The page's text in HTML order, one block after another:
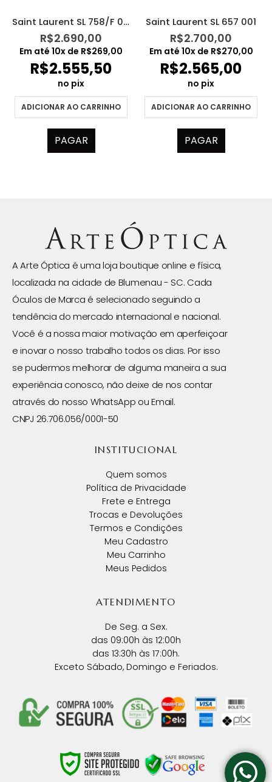
Saint Laurent SL 758/F 001
R$2.690,00
Em até 10x de R$269,00
R$2.555,50
no pix
ADICIONAR AO CARRINHO
PAGAR
Saint Laurent SL 657 001
R$2.700,00
Em até 10x de R$270,00
R$2.565,00
no pix
ADICIONAR AO CARRINHO
PAGAR
A Arte Óptica é uma loja boutique online e física,
localizada na cidade de Blumenau - SC. Cada
Óculos de Marca é selecionado seguindo a
tendência do mercado internacional e nacional.
Você é a nossa maior motivação em aperfeiçoar
e inovar o nosso trabalho todos os dias. Por isso
se pudermos melhorar de alguma maneira a sua
experiência conosco, não deixe de nos contar
através do nosso WhatsApp ou Email.
CNPJ 26.706.056/0001-50
INSTITUCIONAL
Quem somos
Política de Privacidade
Frete e Entrega
Trocas e Devoluções
Termos e Condições
Meu Cadastro
Meu Carrinho
Meus Pedidos
ATENDIMENTO
De Seg. a Sex.
das 09:00h às 12:00h
das 13:30h às 17:00h.
Exceto Sábado, Domingo e Feriados.